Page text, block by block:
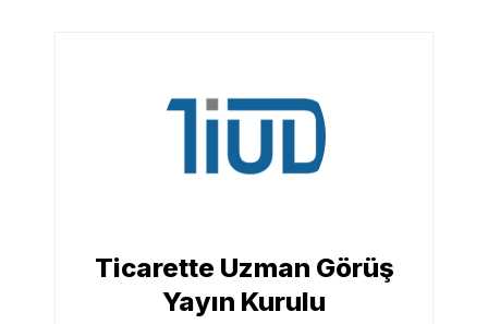
Ticarette Uzman Görüş
Yayın Kurulu